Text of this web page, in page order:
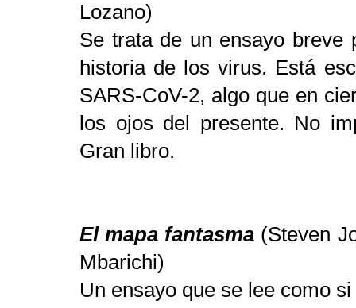
Lozano)
Se trata de un ensayo breve
historia de los virus. Está
SARS-CoV-2, algo que en
los ojos del presente. No
Gran libro.
El mapa fantasma (Steven
Mbarichi)
Un ensayo que se lee como